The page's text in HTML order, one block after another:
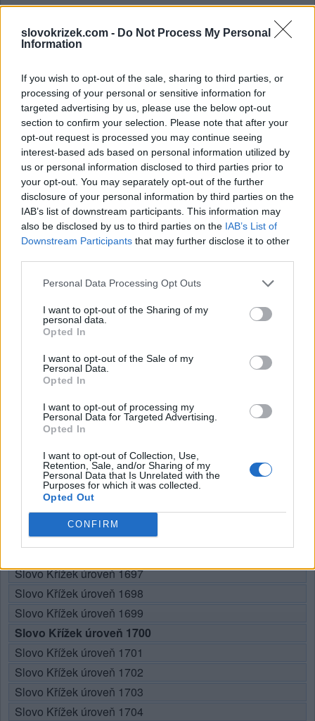
slovokrizek.com - Do Not Process My Personal
Information
If you wish to opt-out of the sale, sharing to third parties, or
processing of your personal or sensitive information for
targeted advertising by us, please use the below opt-out
section to confirm your selection. Please note that after your
opt-out request is processed you may continue seeing
interest-based ads based on personal information utilized by
us or personal information disclosed to third parties prior to
your opt-out. You may separately opt-out of the further
disclosure of your personal information by third parties on the
IAB’s list of downstream participants. This information may
also be disclosed by us to third parties on the IAB’s List of
Downstream Participants that may further disclose it to other
Personal Data Processing Opt Outs
I want to opt-out of the Sharing of my
personal data.
Opted In
I want to opt-out of the Sale of my
Personal Data.
Opted In
I want to opt-out of processing my
Personal Data for Targeted Advertising.
Opted In
I want to opt-out of Collection, Use,
Retention, Sale, and/or Sharing of my
Personal Data that Is Unrelated with the
Purposes for which it was collected.
Opted Out
CONFIRM
Vyhledávání podle písmen.
Zadejte všechny písmena z
puzzle:
Vyhledávání
podle
písmen.
Zadejte
všechny
písmena
puzzle:
Vyhledávání
Vyberte své puzzle:
úroveň 1053
Dopisy: SÁTMKE Slova: 6
úroveň 1305
Dopisy: SKAMTE Slova: 7
úroveň 1700
Dopisy: EŠMTKA Slova: 12
(93hlasů, průměr:3,60
Stažení Slovo Křížek
Zde můžete vyhledat odpověď podle čísla úrovně, ale
doporučujeme použít vyhledávání podle písmen.
Vyberte si svou úroveň:
Slovo Křížek úroveň 1695
Slovo Křížek úroveň 1697
Slovo Křížek úroveň 1698
Slovo Křížek úroveň 1699
Slovo Křížek úroveň 1700
Slovo Křížek úroveň 1701
Slovo Křížek úroveň 1702
Slovo Křížek úroveň 1703
Slovo Křížek úroveň 1704